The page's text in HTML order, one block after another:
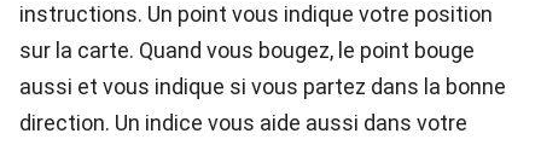
instructions. Un point vous indique votre position
sur la carte. Quand vous bougez, le point bouge
aussi et vous indique si vous partez dans la bonne
direction. Un indice vous aide aussi dans votre